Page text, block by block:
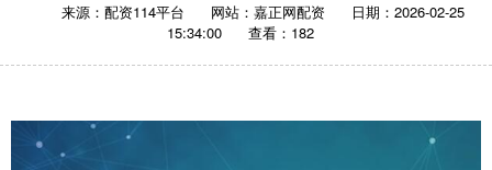
来源：配资114平台 网站：嘉正网配资
日期：2026-02-25
15:34:00
查看：182